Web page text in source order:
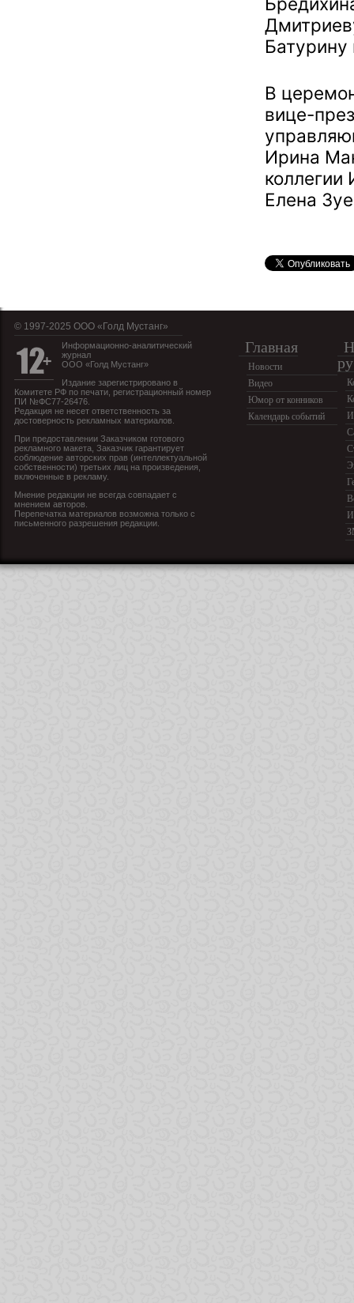
В
вице-
Ирина
Елена
© 1997-2025 OOO «Голд Мустанг»
Информационно-аналитический
журнал
ООО «Голд Мустанг»
Издание зарегистрировано в
Комитете РФ по печати, регистрационный номер
ПИ №ФС77-26476.
Редакция не несет ответственность за
достоверность рекламных материалов.
При предоставлении Заказчиком готового
рекламного макета, Заказчик гарантирует
соблюдение авторских прав (интеллектуальной
собственности) третьих лиц на произведения,
включенные в рекламу.
Мнение редакции не всегда совпадает с
мнением авторов.
Перепечатка материалов возможна только с
письменного разрешения редакции.
Главная
Новости
Видео
Юмор от конников
Календарь событий